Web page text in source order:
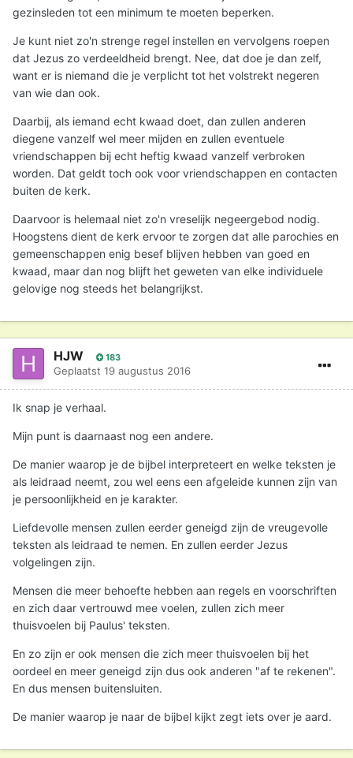
gezinsleden tot een minimum te moeten beperken.
Je kunt niet zo'n strenge regel instellen en vervolgens roepen
dat Jezus zo verdeeldheid brengt. Nee, dat doe je dan zelf,
want er is niemand die je verplicht tot het volstrekt negeren
van wie dan ook.
Daarbij, als iemand echt kwaad doet, dan zullen anderen
diegene vanzelf wel meer mijden en zullen eventuele
vriendschappen bij echt heftig kwaad vanzelf verbroken
worden. Dat geldt toch ook voor vriendschappen en contacten
buiten de kerk.
Daarvoor is helemaal niet zo'n vreselijk negeergebod nodig.
Hoogstens dient de kerk ervoor te zorgen dat alle parochies en
gemeenschappen enig besef blijven hebben van goed en
kwaad, maar dan nog blijft het geweten van elke individuele
gelovige nog steeds het belangrijkst.
HJW 183
Geplaatst 19 augustus 2016
Ik snap je verhaal.
Mijn punt is daarnaast nog een andere.
De manier waarop je de bijbel interpreteert en welke teksten je
als leidraad neemt, zou wel eens een afgeleide kunnen zijn van
je persoonlijkheid en je karakter.
Liefdevolle mensen zullen eerder geneigd zijn de vreugevolle
teksten als leidraad te nemen. En zullen eerder Jezus
volgelingen zijn.
Mensen die meer behoefte hebben aan regels en voorschriften
en zich daar vertrouwd mee voelen, zullen zich meer
thuisvoelen bij Paulus' teksten.
En zo zijn er ook mensen die zich meer thuisvoelen bij het
oordeel en meer geneigd zijn dus ook anderen "af te rekenen".
En dus mensen buitensluiten.
De manier waarop je naar de bijbel kijkt zegt iets over je aard.